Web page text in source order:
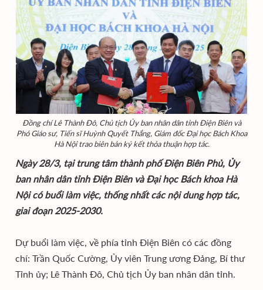
Đồng chí Lê Thành Đô, Chủ tịch Ủy ban nhân dân tỉnh Điện Biên và
Phó Giáo sư, Tiến sĩ Huỳnh Quyết Thắng, Giám đốc Đại học Bách Khoa
Hà Nội trao biên bản ký kết thỏa thuận hợp tác.
Ngày 28/3, tại trung tâm thành phố Điện Biên Phủ, Ủy
ban nhân dân tỉnh Điện Biên và Đại học Bách khoa Hà
Nội có buổi làm việc, thống nhất các nội dung hợp tác,
giai đoạn 2025-2030.
Dự buổi làm việc, về phía tỉnh Điện Biên có các đồng
chí: Trần Quốc Cường, Ủy viên Trung ương Đảng, Bí thư
Tỉnh ủy; Lê Thành Đô, Chủ tịch Ủy ban nhân dân tỉnh.